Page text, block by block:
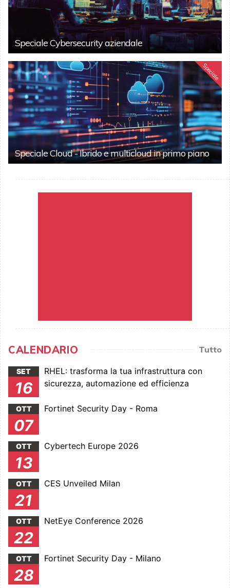
Speciale Cybersecurity aziendale
Speciale
Speciale Cloud - Ibrido e multicloud in primo piano
CALENDARIO Tutto
SET
16
RHEL: trasforma la tua infrastruttura con
sicurezza, automazione ed efficienza
OTT
07
Fortinet Security Day - Roma
OTT
13
Cybertech Europe 2026
OTT
21
CES Unveiled Milan
OTT
22
NetEye Conference 2026
OTT
28
Fortinet Security Day - Milano